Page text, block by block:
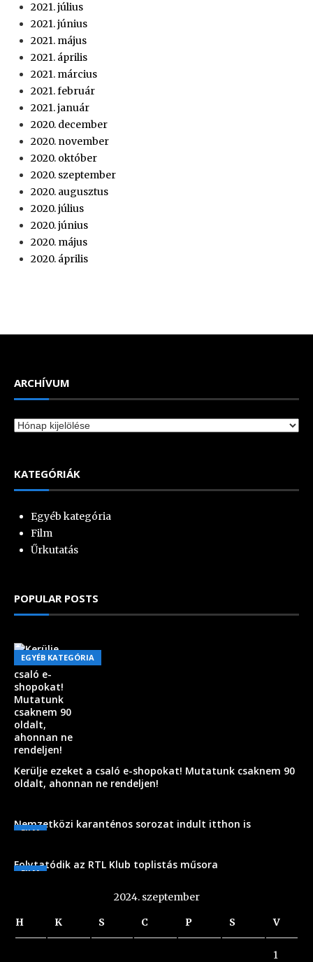
2021. július
2021. június
2021. május
2021. április
2021. március
2021. február
2021. január
2020. december
2020. november
2020. október
2020. szeptember
2020. augusztus
2020. július
2020. június
2020. május
2020. április
ARCHÍVUM
Archívum
KATEGÓRIÁK
Egyéb kategória
Film
Űrkutatás
POPULAR POSTS
EGYÉB KATEGÓRIA
Kerülje ezeket a csaló e-shopokat! Mutatunk csaknem 90
oldalt, ahonnan ne rendeljen!
FILM
Nemzetközi karanténos sorozat indult itthon is
FILM
Folytatódik az RTL Klub toplistás műsora
2024. szeptember
H
K S C P S V
1